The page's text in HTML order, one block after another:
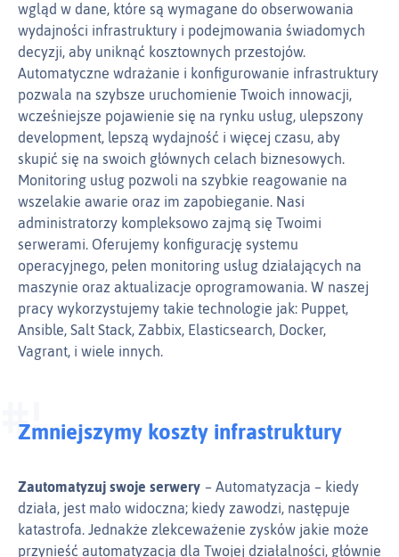
wgląd w dane, które są wymagane do obserwowania
wydajności infrastruktury i podejmowania świadomych
decyzji, aby uniknąć kosztownych przestojów.
Automatyczne wdrażanie i konfigurowanie infrastruktury
pozwala na szybsze uruchomienie Twoich innowacji,
wcześniejsze pojawienie się na rynku usług, ulepszony
development, lepszą wydajność i więcej czasu, aby
skupić się na swoich głównych celach biznesowych.
Monitoring usług pozwoli na szybkie reagowanie na
wszelakie awarie oraz im zapobieganie. Nasi
administratorzy kompleksowo zajmą się Twoimi
serwerami. Oferujemy konfigurację systemu
operacyjnego, pełen monitoring usług działających na
maszynie oraz aktualizacje oprogramowania. W naszej
pracy wykorzystujemy takie technologie jak: Puppet,
Ansible, Salt Stack, Zabbix, Elasticsearch, Docker,
Vagrant, i wiele innych.
Zmniejszymy koszty infrastruktury
Zautomatyzuj swoje serwery
Automatyzacja – kiedy
działa, jest mało widoczna; kiedy zawodzi, następuje
katastrofa. Jednakże zlekceważenie zysków jakie może
przynieść automatyzacja dla Twojej działalności, głównie